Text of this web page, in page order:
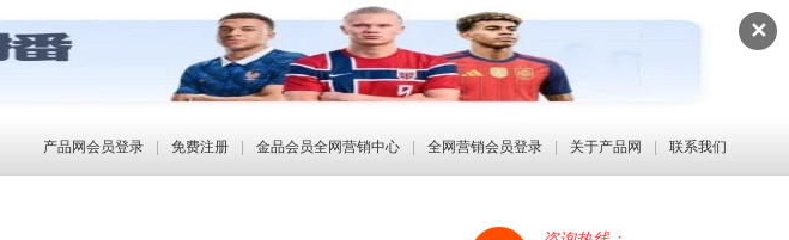
✕
产品网会员登录 免费注册 金品会员全网营销中心 全网营销会员登录 关于产品网 联系我们